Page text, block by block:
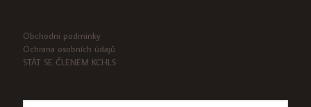
Obchodni podminky
Ochrana osobních údajů
STÁT SE ČLENEM KCHLS